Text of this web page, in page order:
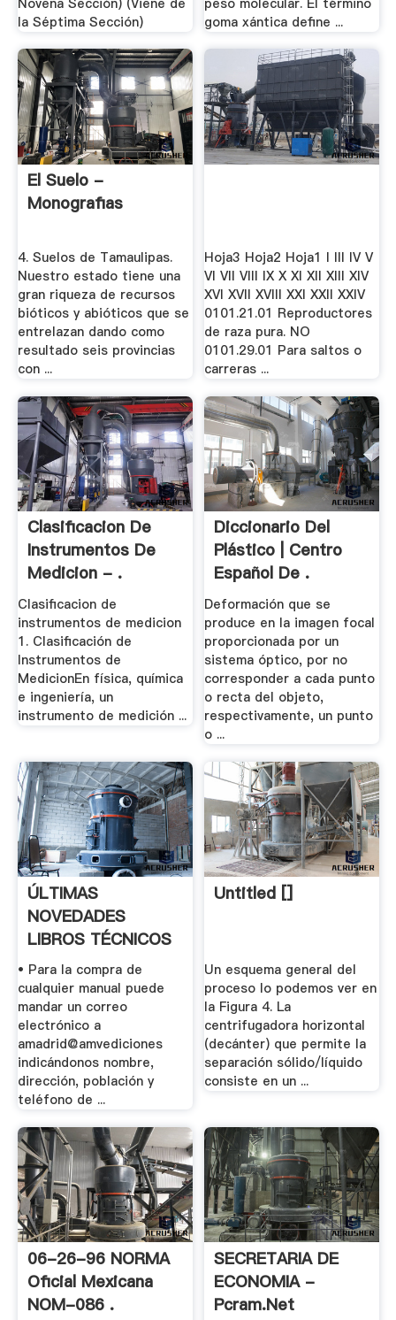
la Séptima Sección)
goma xántica define ...
El Suelo -
Monografias
4. Suelos de Tamaulipas.
Nuestro estado tiene una
gran riqueza de recursos
bióticos y abióticos que se
entrelazan dando como
resultado seis provincias
con ...
Hoja3 Hoja2 Hoja1 I III IV V
VI VII VIII IX X XI XII XIII XIV
XVI XVII XVIII XXI XXII XXIV
0101.21.01 Reproductores
de raza pura. NO
0101.29.01 Para saltos o
carreras ...
Clasificacion De
Instrumentos De
Medicion - .
Clasificacion de
instrumentos de medicion
1. Clasificación de
Instrumentos de
MedicionEn física, química
e ingeniería, un
instrumento de medición ...
Diccionario Del
Plástico | Centro
Español De .
Deformación que se
produce en la imagen focal
proporcionada por un
sistema óptico, por no
corresponder a cada punto
o recta del objeto,
respectivamente, un punto
o ...
ÚLTIMAS
NOVEDADES
LIBROS TÉCNICOS
AMV .
• Para la compra de
cualquier manual puede
mandar un correo
electrónico a
amadrid@amvediciones
indicándonos nombre,
dirección, población y
teléfono de ...
Untitled []
Un esquema general del
proceso lo podemos ver en
la Figura 4. La
centrifugadora horizontal
(decánter) que permite la
separación sólido/líquido
consiste en un ...
06-26-96 NORMA
Oficial Mexicana
NOM-086 .
SECRETARIA DE
ECONOMIA -
Pcram.Net